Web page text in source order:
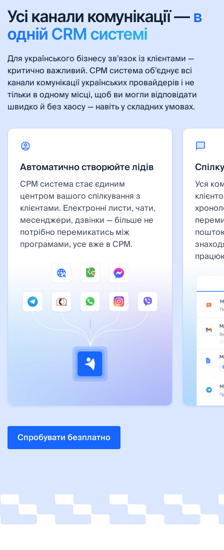
Усі канали комунікації — в
одній CRM системі
Для українського бізнесу звʼязок із клієнтами —
критично важливий. СРМ система обʼєднує всі
канали комунікації українських провайдерів і не
тільки в одному місці, щоб ви могли відповідати
швидко й без хаосу — навіть у складних умовах.
Автоматично створюйте лідів
СРМ система стає єдиним
центром вашого спілкування з
клієнтами. Електронні листи, чати,
месенджери, дзвінки — більше не
потрібно перемикатись між
програмами, усе вже в СРМ.
Уся
Спробувати безплатно